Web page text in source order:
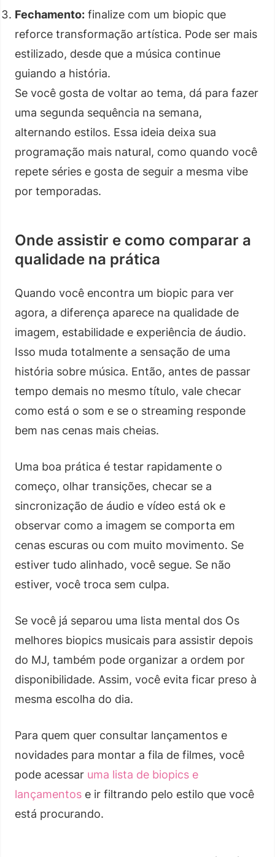
Fechamento: finalize com um biopic que
reforce transformação artística. Pode ser mais
estilizado, desde que a música continue
guiando a história.
Se você gosta de voltar ao tema, dá para fazer
uma segunda sequência na semana,
alternando estilos. Essa ideia deixa sua
programação mais natural, como quando você
repete séries e gosta de seguir a mesma vibe
por temporadas.
Onde assistir e como comparar a
qualidade na prática
Quando você encontra um biopic para ver
agora, a diferença aparece na qualidade de
imagem, estabilidade e experiência de áudio.
Isso muda totalmente a sensação de uma
história sobre música. Então, antes de passar
tempo demais no mesmo título, vale checar
como está o som e se o streaming responde
bem nas cenas mais cheias.
Uma boa prática é testar rapidamente o
começo, olhar transições, checar se a
sincronização de áudio e vídeo está ok e
observar como a imagem se comporta em
cenas escuras ou com muito movimento. Se
estiver tudo alinhado, você segue. Se não
estiver, você troca sem culpa.
Se você já separou uma lista mental dos Os
melhores biopics musicais para assistir depois
do MJ, também pode organizar a ordem por
disponibilidade. Assim, você evita ficar preso à
mesma escolha do dia.
Para quem quer consultar lançamentos e
novidades para montar a fila de filmes, você
pode acessar uma lista de biopics e
lançamentos e ir filtrando pelo estilo que você
está procurando.